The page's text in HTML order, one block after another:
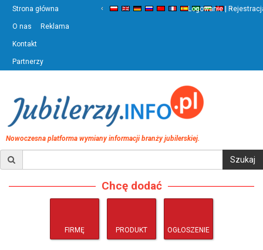
Strona główna
O nas Reklama
Kontakt
Partnerzy
‹ ›
Logowanie |
Nowoczesna platforma wymiany informacji branży jubilerskiej.
Chcę dodać
FIRMĘ PRODUKT OGŁOSZENIE